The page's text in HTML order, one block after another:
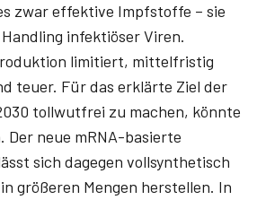
zwar effektive Impfstoffe – sie
infektiöser Viren.
limitiert, mittelfristig
teuer. Für das erklärte Ziel der
tollwutfrei zu machen, könnte
Der neue mRNA-basierte
sich dagegen vollsynthetisch
größeren Mengen herstellen. In